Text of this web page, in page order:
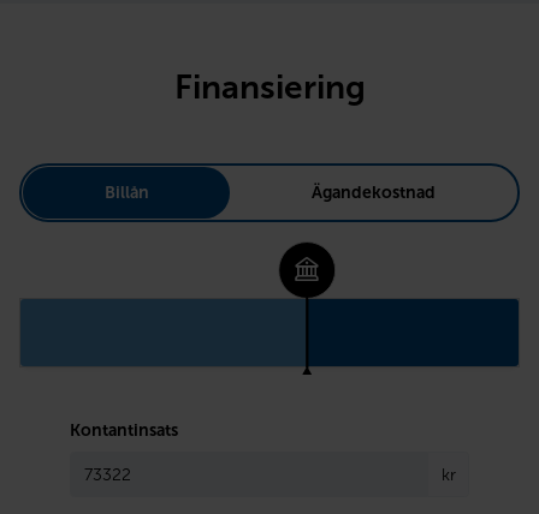
Finansiering
Billån Ägandekostnad
Kontantinsats
kr